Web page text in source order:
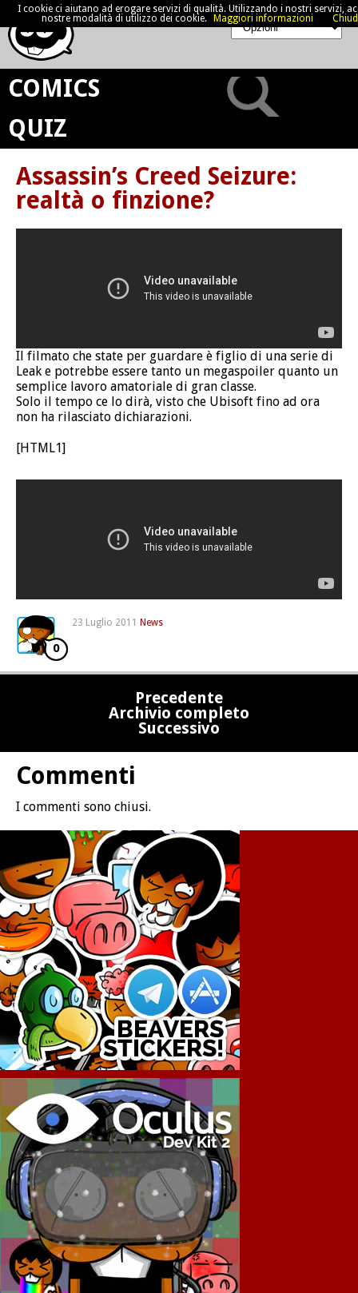
COMICS
QUIZ
Assassin’s Creed Seizure:
realtà o finzione?
Il filmato che state per guardare è figlio di una serie di
Leak e potrebbe essere tanto un megaspoiler quanto un
semplice lavoro amatoriale di gran classe.
Solo il tempo ce lo dirà, visto che Ubisoft fino ad ora
non ha rilasciato dichiarazioni.
[HTML1]
23 Luglio 2011 News
0
Precedente
Archivio completo
Successivo
Commenti
I commenti sono chiusi.
I cookie ci aiutano ad erogare servizi di qualità. Utilizzando i nostri servizi,
nostre modalità di utilizzo dei cookie.
Maggiori informazioni